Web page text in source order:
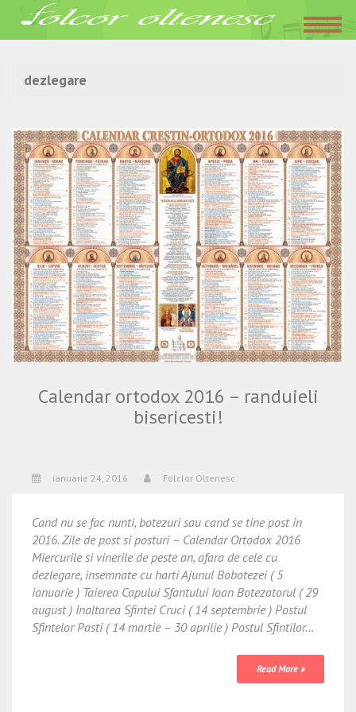
Acasa»dezlegare
dezlegare
Calendar ortodox 2016 – randuieli
bisericesti!
ianuarie 24, 2016 Folclor Oltenesc
Cand nu se fac nunti, botezuri sau cand se tine post in
2016. Zile de post si posturi – Calendar Ortodox 2016
Miercurile si vinerile de peste an, afara de cele cu
dezlegare, insemnate cu harti Ajunul Bobotezei ( 5
ianuarie ) Taierea Capului Sfantului Ioan Botezatorul ( 29
august ) Inaltarea Sfintei Cruci ( 14 septembrie ) Postul
Sfintelor Pasti ( 14 martie – 30 aprilie ) Postul Sfintilor…
Read More »